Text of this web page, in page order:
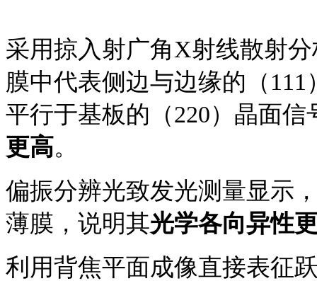
采用掠入射广角X射线散射
膜中代表侧边与边缘的（
平行于基板的（220）晶面
更高。
偏振分辨光致发光测量显示
薄膜，说明其光学各向异性
利用背焦平面成像直接表征